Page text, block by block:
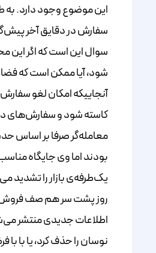
این موضوع وجود دارد.
سفارش در دقایق آخر
سوال این است که اگر این
شود، آیا ممکن است که
آنجاییکه امکان لغو
کاسته شود و سفارش‌های
معامله‌گر صرفا بر اساس
بودند اما وی جایگاه
یک‌طرفه‌ی بازار را تشدید
روز پشت سر هم صف فروش.
اطلاعات جدیدی منتشر
نوسان را حذف کرد، یا با